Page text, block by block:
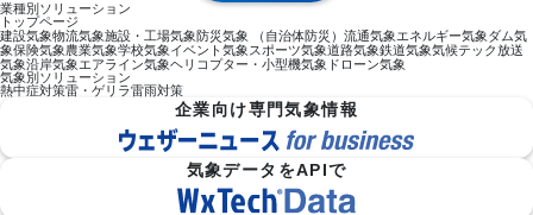
業種別ソリューション
トップページ
建設気象物流気象施設・工場気象防災気象 （自治体防災） 流通気象エネルギー気象ダム気
象保険気象農業気象学校気象イベント気象スポーツ気象道路気象鉄道気象気候テック放送
気象沿岸気象エアライン気象ヘリコプター・小型機気象 ドローン気象
気象別ソリューション
熱中症対策雷・ゲリラ雷雨対策
企業向け専門気象情報
気象データをAPIで